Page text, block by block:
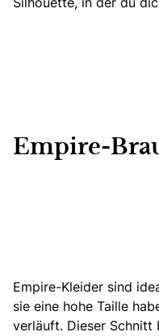
Empire-
Empire-Kleider sind
sie eine hohe Taille
verläuft. Dieser Schnitt